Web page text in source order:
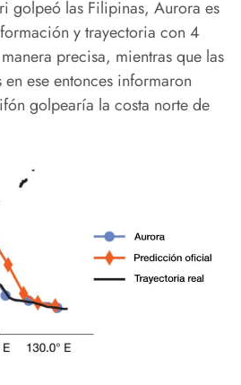
golpeó las Filipinas, Aurora es
y trayectoria con 4
precisa, mientras que las
ese entonces informaron
golpearía la costa norte de